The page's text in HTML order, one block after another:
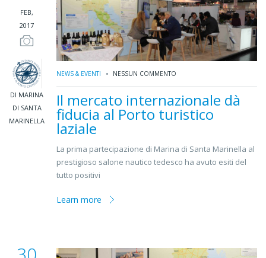
FEB,
2017
DI MARINA
DI SANTA
MARINELLA
NEWS & EVENTI NESSUN COMMENTO
Il mercato internazionale dà
fiducia al Porto turistico
laziale
La prima partecipazione di Marina di Santa Marinella al
prestigioso salone nautico tedesco ha avuto esiti del
tutto positivi
Learn more